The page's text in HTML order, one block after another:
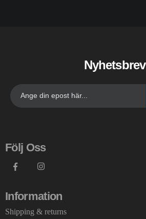
Nyhetsbrev
Följ Oss
Information
Shipping & returns